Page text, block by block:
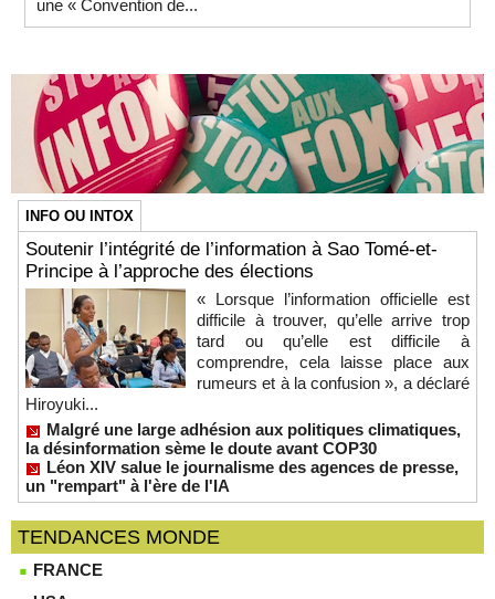
une « Convention de...
INFO OU INTOX
Soutenir l’intégrité de l’information à Sao Tomé-et-
Principe à l’approche des élections
« Lorsque l’information officielle est
difficile à trouver, qu’elle arrive trop
tard ou qu’elle est difficile à
comprendre, cela laisse place aux
rumeurs et à la confusion », a déclaré
Hiroyuki...
Malgré une large adhésion aux politiques climatiques,
la désinformation sème le doute avant COP30
Léon XIV salue le journalisme des agences de presse,
un "rempart" à l'ère de l'IA
TENDANCES MONDE
FRANCE